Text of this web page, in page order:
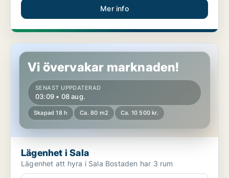
Mer info
Lägenhet i Sala
Vi övervakar marknaden!
SENAST UPPDATERAD
03:09 • 08 aug.
Skapad 18 h Ca. 80 m2 Ca. 10 500 kr.
Lägenhet i Sala
Lägenhet att hyra i Sala Bostaden har 3 rum